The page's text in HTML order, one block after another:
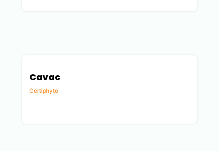
Cavac
Certiphyto